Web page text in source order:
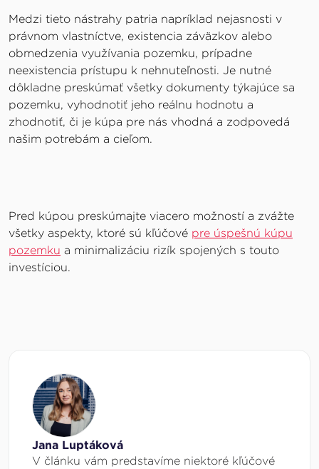
Medzi tieto nástrahy patria napríklad nejasnosti v
právnom vlastníctve, existencia záväzkov alebo
obmedzenia využívania pozemku, prípadne
neexistencia prístupu k nehnuteľnosti. Je nutné
dôkladne preskúmať všetky dokumenty týkajúce sa
pozemku, vyhodnotiť jeho reálnu hodnotu a
zhodnotiť, či je kúpa pre nás vhodná a zodpovedá
našim potrebám a cieľom.
Pred kúpou preskúmajte viacero možností a zvážte
všetky aspekty, ktoré sú kľúčové pre úspešnú kúpu
pozemku a minimalizáciu rizík spojených s touto
investíciou.
Jana Luptáková
V článku vám predstavíme niektoré kľúčové